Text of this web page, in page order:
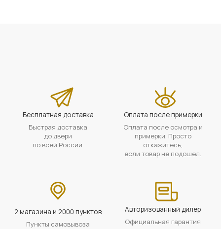
Бесплатная доставка
Быстрая доставка
до двери
по всей России.
Оплата после примерки
Оплата после осмотра и
примерки. Просто
откажитесь,
если товар не подошел.
2 магазина и 2000 пунктов
Пункты самовывоза
Авторизованный дилер
Официальная гарантия